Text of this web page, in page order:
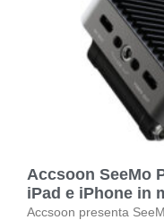
Accsoon SeeMo
iPad e iPhone in
Accsoon presenta